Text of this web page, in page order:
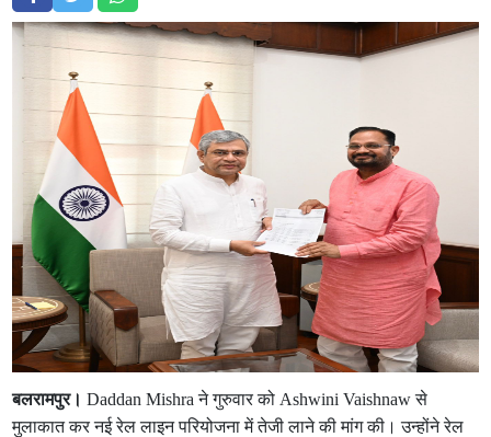
बलरामपुर।Daddan Mishra ने गुरुवार को Ashwini Vaishnaw से
मुलाकात कर नई रेल लाइन परियोजना में तेजी लाने की मांग की। उन्होंने रेल